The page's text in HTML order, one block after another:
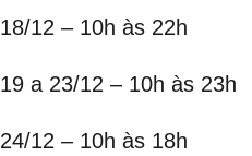
18/12 – 10h às 22h
19 a 23/12 – 10h às 23h
24/12 – 10h às 18h